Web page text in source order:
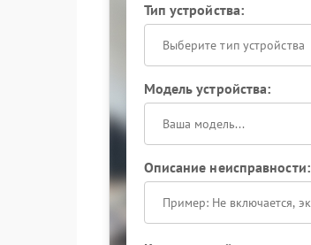
Тип устройства:
Выберите тип устройства
Модель устройства:
Описание неисправности: